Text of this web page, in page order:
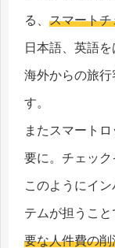
る、スマート
日本語、英語
海外からの旅
す。
またスマート
要に。チェック
このようにイ
テムが担うこと
要な人件費の